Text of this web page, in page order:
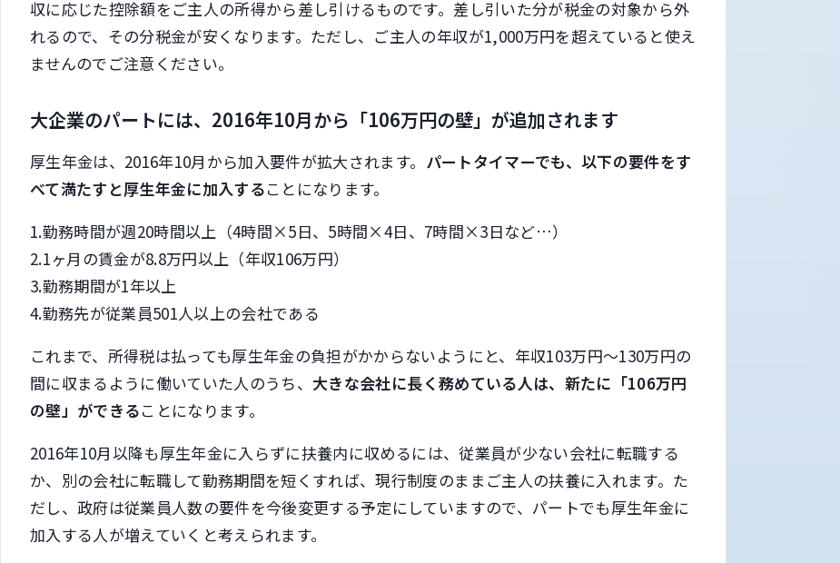
収に応じた控除額をご主人の所得から差し引けるものです。差し引いた分が税金の対象から外
れるので、その分税金が安くなります。ただし、ご主人の年収が1,000万円を超えていると使え
ませんのでご注意ください。
大企業のパートには、2016年10月から「106万円の壁」が追加されます
厚生年金は、2016年10月から加入要件が拡大されます。 パートタイマーでも、以下の要件をす
べて満たすと厚生年金に加入することになります。
1.勤務時間が週20時間以上（4時間×5日、5時間×4日、7時間×3日など…）
2.1ヶ月の賃金が8.8万円以上（年収106万円）
3.勤務期間が1年以上
4.勤務先が従業員501人以上の会社である
これまで、所得税は払っても厚生年金の負担がかからないようにと、年収103万円～130万円の
間に収まるように働いていた人のうち、 大きな会社に長く務めている人は、新たに「106万円
の壁」ができることになります。
2016年10月以降も厚生年金に入らずに扶養内に収めるには、従業員が少ない会社に転職する
か、別の会社に転職して勤務期間を短くすれば、現行制度のままご主人の扶養に入れます。た
だし、政府は従業員人数の要件を今後変更する予定にしていますので、パートでも厚生年金に
加入する人が増えていくと考えられます。